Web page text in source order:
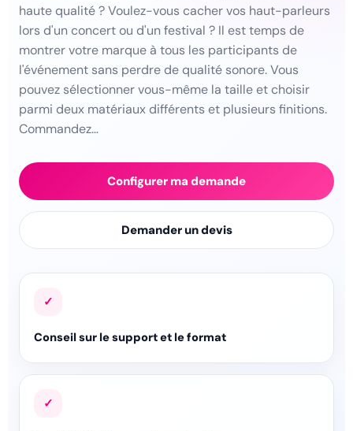
haute qualité ? Voulez-vous cacher vos haut-parleurs
lors d'un concert ou d'un festival ? Il est temps de
montrer votre marque à tous les participants de
l'événement sans perdre de qualité sonore. Vous
pouvez sélectionner vous-même la taille et choisir
parmi deux matériaux différents et plusieurs finitions.
Commandez…
Configurer ma demande
Demander un devis
✓
Conseil sur le support et le format
✓